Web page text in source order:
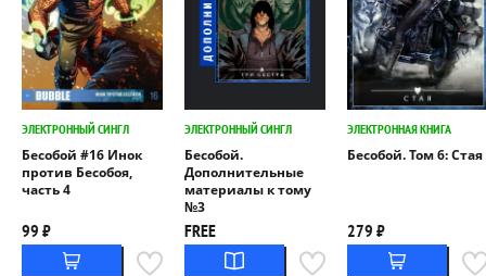
ЭЛЕКТРОННЫЙ СИНГЛ
Бесобой #16 Инок
против Бесобоя,
часть 4
99 ₽
ЭЛЕКТРОННЫЙ СИНГЛ
Бесобой.
Дополнительные
материалы к тому
№3
FREE
ЭЛЕКТРОННАЯ КНИГА
Бесобой. Том 6: Стая
279 ₽